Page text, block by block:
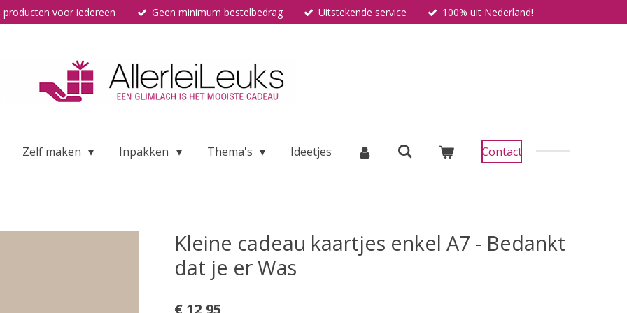
producten voor iedereen Geen minimum bestelbedrag Uitstekende service 100% uit Nederland!
Zelf maken Inpakken Thema's Ideetjes Contact
Kleine cadeau kaartjes enkel A7 - Bedankt
dat je er Was